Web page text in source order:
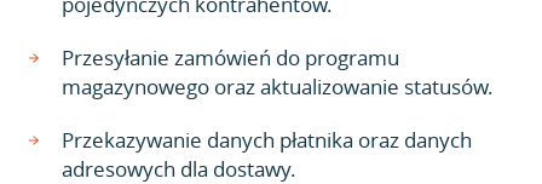
Przesyłanie zamówień do programu
magazynowego oraz aktualizowanie statusów.
Przekazywanie danych płatnika oraz danych
adresowych dla dostawy.